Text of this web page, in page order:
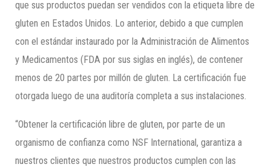
que sus productos puedan ser vendidos con la etiqueta libre de
gluten en Estados Unidos. Lo anterior, debido a que cumplen
con el estándar instaurado por la Administración de Alimentos
y Medicamentos (FDA por sus siglas en inglés), de contener
menos de 20 partes por millón de gluten. La certificación fue
otorgada luego de una auditoría completa a sus instalaciones.
“Obtener la certificación libre de gluten, por parte de un
organismo de confianza como NSF International, garantiza a
nuestros clientes que nuestros productos cumplen con las